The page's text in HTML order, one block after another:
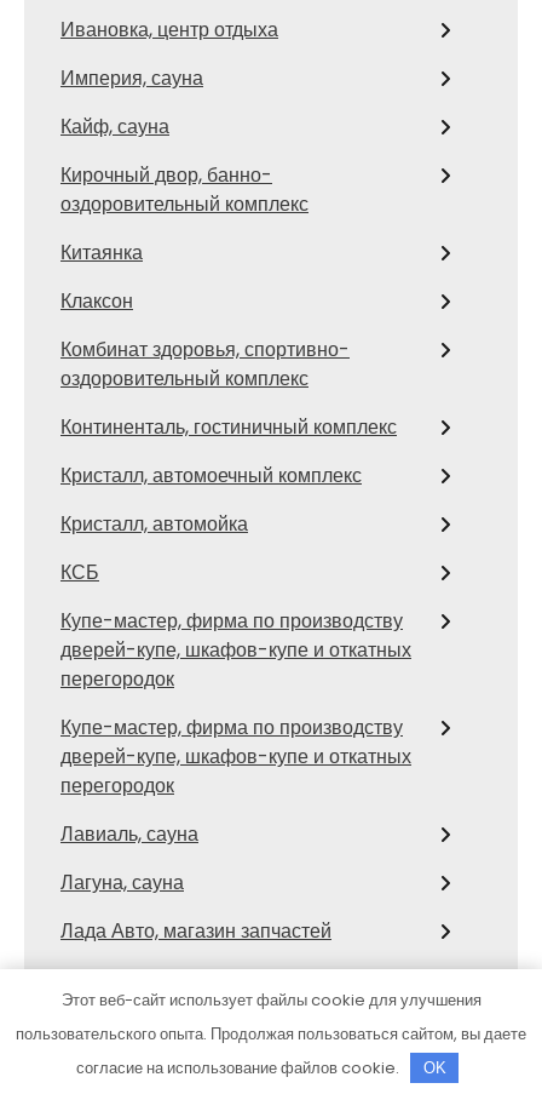
Ивановка, центр отдыха
Империя, сауна
Кайф, сауна
Кирочный двор, банно-
оздоровительный комплекс
Китаянка
Клаксон
Комбинат здоровья, спортивно-
оздоровительный комплекс
Континенталь, гостиничный комплекс
Кристалл, автомоечный комплекс
Кристалл, автомойка
КСБ
Купе-мастер, фирма по производству
дверей-купе, шкафов-купе и откатных
перегородок
Купе-мастер, фирма по производству
дверей-купе, шкафов-купе и откатных
перегородок
Лавиаль, сауна
Лагуна, сауна
Лада Авто, магазин запчастей
Ле-Гранд, гостинично-ресторанный
Этот веб-сайт использует файлы cookie для улучшения
пользовательского опыта. Продолжая пользоваться сайтом, вы даете
согласие на использование файлов cookie.
OK